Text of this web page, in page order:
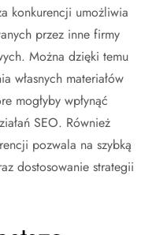
konkurencji umożliwia
przez inne firmy
Można dzięki temu
własnych materiałów
mogłyby wpłynąć
SEO. Również
pozwala na szybką
dostosowanie strategii